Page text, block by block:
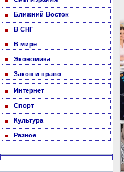
Ближний Восток
В СНГ
В мире
Экономика
Закон и право
Интернет
Спорт
Культура
Разное